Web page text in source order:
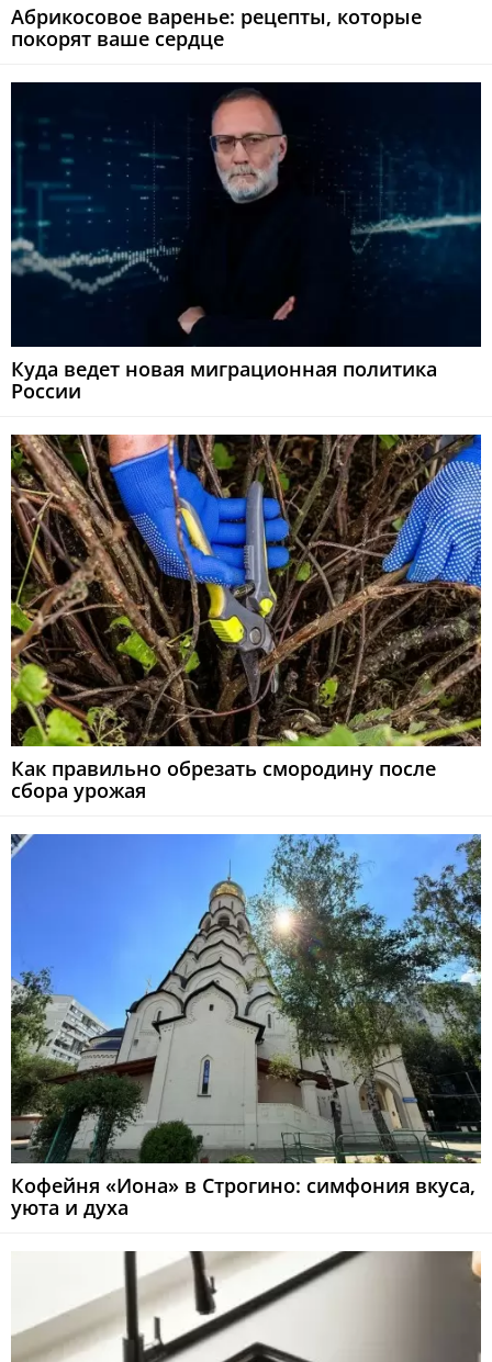
Абрикосовое варенье: рецепты, которые
покорят ваше сердце
Куда ведет новая миграционная политика
России
Как правильно обрезать смородину после
сбора урожая
Кофейня «Иона» в Строгино: симфония вкуса,
уюта и духа